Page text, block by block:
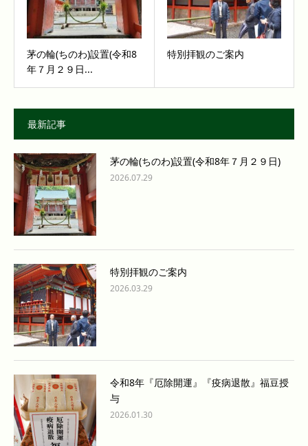
茅の輪(ちのわ)設置(令和8
年７月２９日...
特別拝観のご案内
最新記事
茅の輪(ちのわ)設置(令和8年７月２９日)
2026.07.29
特別拝観のご案内
2026.03.29
令和8年『厄除開運』『疫病退散』福豆授
与
2026.01.30